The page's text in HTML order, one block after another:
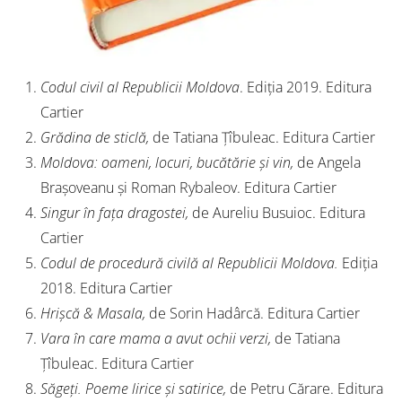
Codul civil al Republicii Moldova. Ediția 2019. Editura
Cartier
Grădina de sticlă, de Tatiana Țîbuleac. Editura Cartier
Moldova: oameni, locuri, bucătărie și vin, de Angela
Brașoveanu și Roman Rybaleov. Editura Cartier
Singur în fața dragostei, de Aureliu Busuioc. Editura
Cartier
Codul de procedură civilă al Republicii Moldova. Ediția
2018. Editura Cartier
Hrișcă & Masala, de Sorin Hadârcă. Editura Cartier
Vara în care mama a avut ochii verzi, de Tatiana
Țîbuleac. Editura Cartier
Săgeți. Poeme lirice și satirice, de Petru Cărare. Editura